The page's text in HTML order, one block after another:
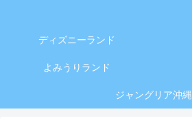
ディズニーランド
よみうりランド
ジャングリア沖縄